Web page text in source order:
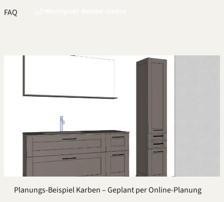
FAQ
Planungs-Beispiel Karben – Geplant per Online-Planung